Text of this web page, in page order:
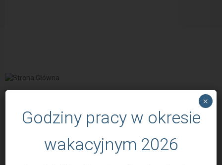
Godziny pracy w okresie
wakacyjnym 2026
×